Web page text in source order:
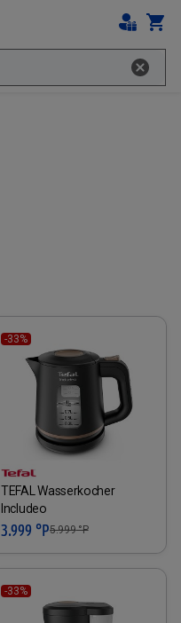
-33%
TEFAL Wasserkocher
Includeo
3.999 °P5.999°P
-33%